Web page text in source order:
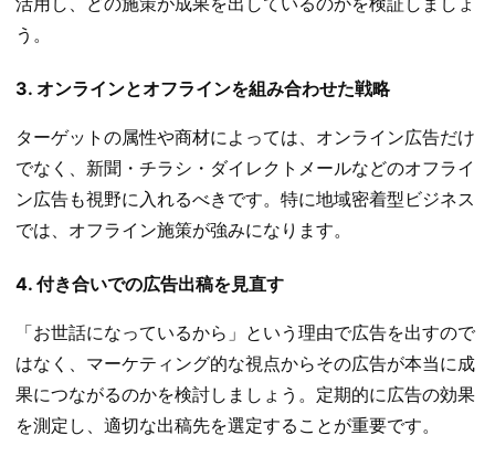
う。
3. オンラインとオフラインを組み合わせた戦略
ターゲットの属性や商材によっては、オンライン広告だけ
でなく、新聞・チラシ・ダイレクトメールなどのオフライ
ン広告も視野に入れるべきです。特に地域密着型ビジネス
では、オフライン施策が強みになります。
4. 付き合いでの広告出稿を見直す
「お世話になっているから」という理由で広告を出すので
はなく、マーケティング的な視点からその広告が本当に成
果につながるのかを検討しましょう。定期的に広告の効果
を測定し、適切な出稿先を選定することが重要です。